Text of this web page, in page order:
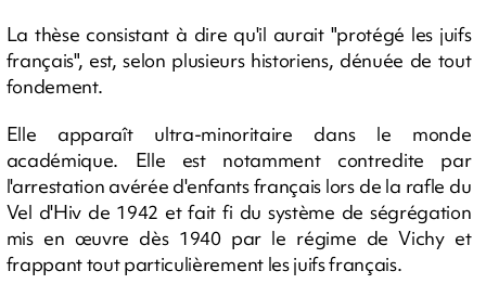
La thèse consistant à dire qu'il aurait "protégé les juifs
français", est, selon plusieurs historiens, dénuée de tout
fondement.
Elle apparaît ultra-minoritaire dans le monde
académique. Elle est notamment contredite par
l'arrestation avérée d'enfants français lors de la rafle du
Vel d'Hiv de 1942 et fait fi du système de ségrégation
mis en œuvre dès 1940 par le régime de Vichy et
frappant tout particulièrement les juifs français.